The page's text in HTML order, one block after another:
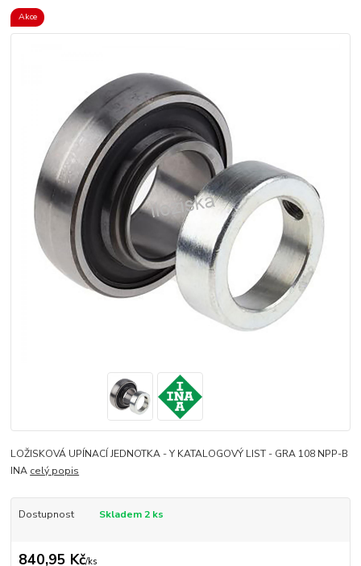
Akce
LOŽISKOVÁ UPÍNACÍ JEDNOTKA - Y KATALOGOVÝ LIST - GRA 108 NPP-B
INA celý popis
Dostupnost Skladem 2 ks
840,95 Kč/ks